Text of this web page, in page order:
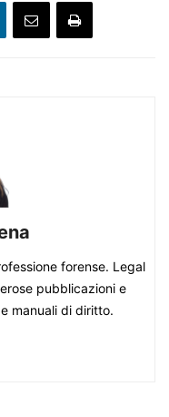
forense. Legal
pubblicazioni e
manuali di diritto.